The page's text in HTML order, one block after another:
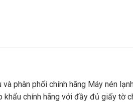
phân phối chính hãng Máy nén
chính hãng với đầy đủ giấy tờ